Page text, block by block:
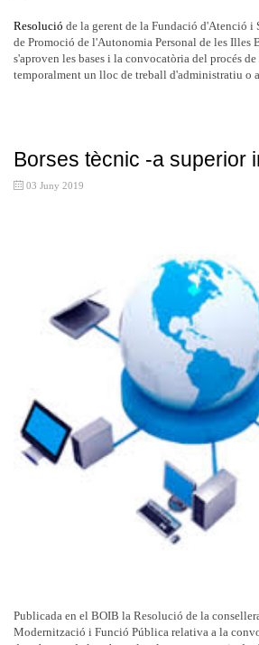
Resolució de la gerent de la Fundació d'Atenció i
de Promoció de l'Autonomia Personal de les Illes
s'aproven les bases i la convocatòria del procés
temporalment un lloc de treball d'administratiu o
Borses tècnic -a superior
03 Juny 2019
Publicada en el BOIB la Resolució de la
Modernització i Funció Pública relativa a la